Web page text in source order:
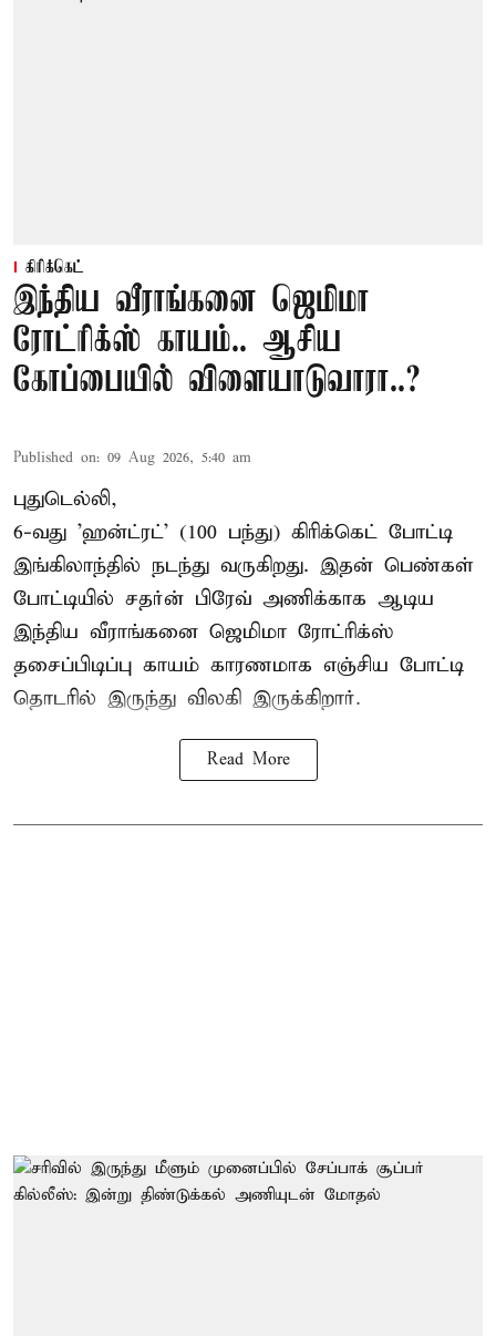
கிரிக்கெட்
இந்திய வீராங்கனை ஜெமிமா
ரோட்ரிக்ஸ் காயம்.. ஆசிய
கோப்பையில் விளையாடுவாரா..?
Published on: 09 Aug 2026, 5:40 am
புதுடெல்லி,
6-வது 'ஹன்ட்ரட்' (100 பந்து) கிரிக்கெட் போட்டி
இங்கிலாந்தில் நடந்து வருகிறது. இதன் பெண்கள்
போட்டியில் சதர்ன் பிரேவ் அணிக்காக ஆடிய
இந்திய வீராங்கனை ஜெமிமா ரோட்ரிக்ஸ்
தசைப்பிடிப்பு காயம் காரணமாக எஞ்சிய போட்டி
தொடரில் இருந்து விலகி இருக்கிறார்.
Read More